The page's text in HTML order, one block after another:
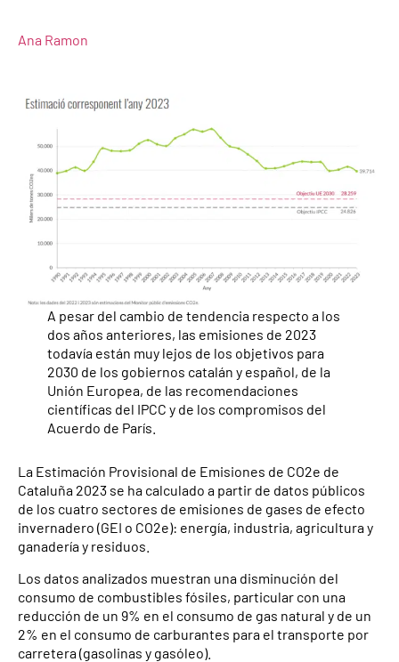
Ana Ramon
A pesar del cambio de tendencia respecto a los
dos años anteriores, las emisiones de 2023
todavía están muy lejos de los objetivos para
2030 de los gobiernos catalán y español, de la
Unión Europea, de las recomendaciones
científicas del IPCC y de los compromisos del
Acuerdo de París.
La Estimación Provisional de Emisiones de CO2e de
Cataluña 2023 se ha calculado a partir de datos públicos
de los cuatro sectores de emisiones de gases de efecto
invernadero (GEI o CO2e): energía, industria, agricultura y
ganadería y residuos.
Los datos analizados muestran una disminución del
consumo de combustibles fósiles, particular con una
reducción de un 9% en el consumo de gas natural y de un
2% en el consumo de carburantes para el transporte por
carretera (gasolinas y gasóleo).